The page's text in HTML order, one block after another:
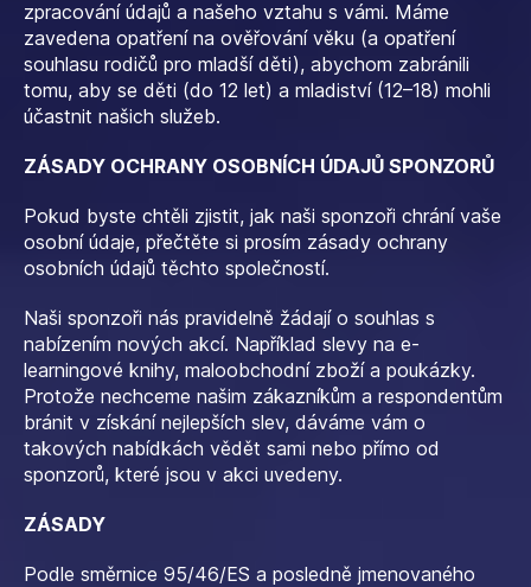
zpracování údajů a našeho vztahu s vámi. Máme
zavedena opatření na ověřování věku (a opatření
souhlasu rodičů pro mladší děti), abychom zabránili
tomu, aby se děti (do 12 let) a mladiství (12–18) mohli
účastnit našich služeb.
ZÁSADY OCHRANY OSOBNÍCH ÚDAJŮ SPONZORŮ
Pokud byste chtěli zjistit, jak naši sponzoři chrání vaše
osobní údaje, přečtěte si prosím zásady ochrany
osobních údajů těchto společností.
Naši sponzoři nás pravidelně žádají o souhlas s
nabízením nových akcí. Například slevy na e-
learningové knihy, maloobchodní zboží a poukázky.
Protože nechceme našim zákazníkům a respondentům
bránit v získání nejlepších slev, dáváme vám o
takových nabídkách vědět sami nebo přímo od
sponzorů, které jsou v akci uvedeny.
ZÁSADY
Podle směrnice 95/46/ES a posledně jmenovaného